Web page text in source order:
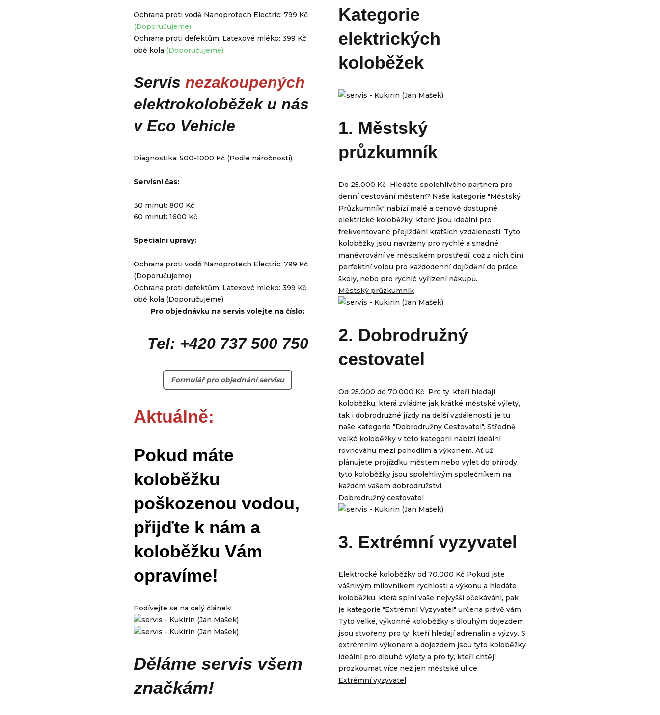
Ochrana proti vodě Nanoprotech Electric: 799 Kč
(Doporučujeme)
Ochrana proti defektům: Latexové mléko: 399 Kč
obě kola (Doporučujeme)
Servis nezakoupených
elektrokoloběžek u nás
v Eco Vehicle
Diagnostika: 500-1000 Kč (Podle náročnosti)
Servisní čas:
30 minut: 800 Kč
60 minut: 1600 Kč
Speciální úpravy:
Ochrana proti vodě Nanoprotech Electric: 799 Kč
(Doporučujeme)
Ochrana proti defektům: Latexové mléko: 399 Kč
obě kola (Doporučujeme)
Pro objednávku na servis volejte na číslo:
Tel: +420 737 500 750
Formulář pro objednání servisu
Aktuálně:
Pokud máte
koloběžku
poškozenou vodou,
přijďte k nám a
koloběžku Vám
opravíme!
Podívejte se na celý článek!
Děláme servis všem
značkám!
Kategorie
elektrických
koloběžek
1. Městský
průzkumník
Do 25.000 Kč Hledáte spolehlivého partnera pro
denní cestování městem? Naše kategorie "Městský
Průzkumník" nabízí malé a cenově dostupné
elektrické koloběžky, které jsou ideální pro
frekventované přejíždění kratších vzdáleností. Tyto
koloběžky jsou navrženy pro rychlé a snadné
manévrování ve městském prostředí, což z nich činí
perfektní volbu pro každodenní dojíždění do práce,
školy, nebo pro rychlé vyřízení nákupů.
Městský průzkumník
2. Dobrodružný
cestovatel
Od 25.000 do 70.000 Kč Pro ty, kteří hledají
koloběžku, která zvládne jak krátké městské výlety,
tak i dobrodružné jízdy na delší vzdálenosti, je tu
naše kategorie "Dobrodružný Cestovatel". Středně
velké koloběžky v této kategorii nabízí ideální
rovnováhu mezi pohodlím a výkonem. Ať už
plánujete projížďku městem nebo výlet do přírody,
tyto koloběžky jsou spolehlivým společníkem na
každém vašem dobrodružství.
Dobrodružný cestovatel
3. Extrémní vyzyvatel
Elektrocké koloběžky od 70.000 Kč Pokud jste
vášnivým milovníkem rychlosti a výkonu a hledáte
koloběžku, která splní vaše nejvyšší očekávání, pak
je kategorie "Extrémní Vyzyvatel" určena právě vám.
Tyto velké, výkonné koloběžky s dlouhým dojezdem
jsou stvořeny pro ty, kteří hledají adrenalin a výzvy. S
extrémním výkonem a dojezdem jsou tyto koloběžky
ideální pro dlouhé výlety a pro ty, kteří chtějí
prozkoumat více než jen městské ulice.
Extrémní vyzyvatel